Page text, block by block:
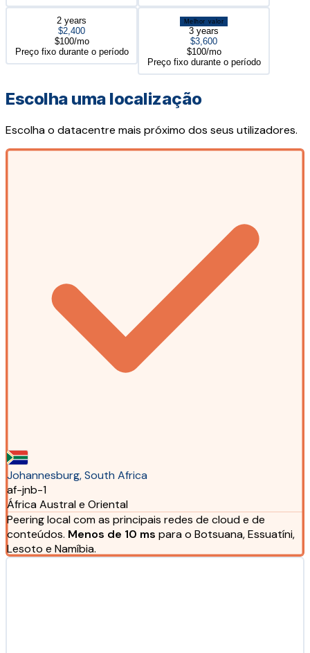
2 years
$2,400
$100/mo
Preço fixo durante o período
Melhor valor
3 years
$3,600
$100/mo
Preço fixo durante o período
Escolha uma localização
Escolha o datacentre mais próximo dos seus utilizadores.
Johannesburg, South Africa
af-jnb-1
África Austral e Oriental
Peering local com as principais redes de cloud e de
conteúdos. Menos de 10 ms para o Botsuana, Essuatíni,
Lesoto e Namíbia.